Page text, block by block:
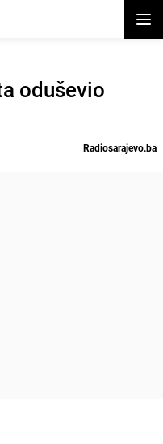
oduševio
Radiosarajevo.ba